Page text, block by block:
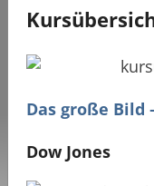
Das große Bild
Dow Jones